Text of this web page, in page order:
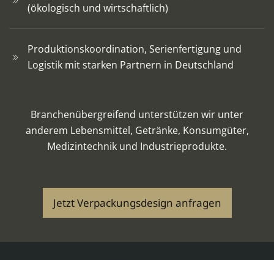
(ökologisch und wirtschaftlich)
Produktionskoordination, Serienfertigung und
Logistik mit starken Partnern in Deutschland
Branchenübergreifend unterstützen wir unter
anderem Lebensmittel, Getränke, Konsumgüter,
Medizintechnik und Industrieprodukte.
Jetzt Verpackungsdesign anfragen